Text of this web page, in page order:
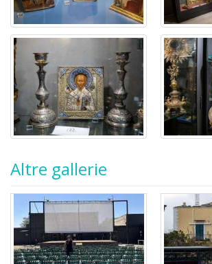
Altre gallerie